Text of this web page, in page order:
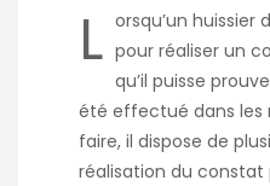
L orsqu’un
pour réaliser un
qu’il puisse
été effectué dans les
faire, il dispose de
réalisation du constat